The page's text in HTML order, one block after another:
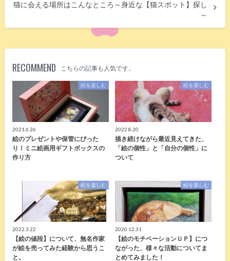
猫に会える場所はこんなところ～身近な【猫スポット】探し
～
RECOMMEND こちらの記事も人気です。
絵を楽しむ
2021.6.26
絵のプレゼントや保管にぴった
り！ミニ絵画用ギフトボックスの
作り方
絵を楽しむ
2022.8.20
描き続けながら最近見えてきた、
「絵の個性」と「自分の個性」に
ついて
絵を楽しむ
2022.3.22
【絵の値段】について、無名作家
が絵を売ってみた経験から思うこ
と。
絵を楽しむ
2020.12.31
【絵のモチベーションＵＰ】につ
ながった、様々な活動についてま
とめてみました！